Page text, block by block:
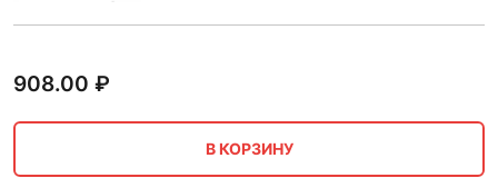
908.00 ₽
В КОРЗИНУ